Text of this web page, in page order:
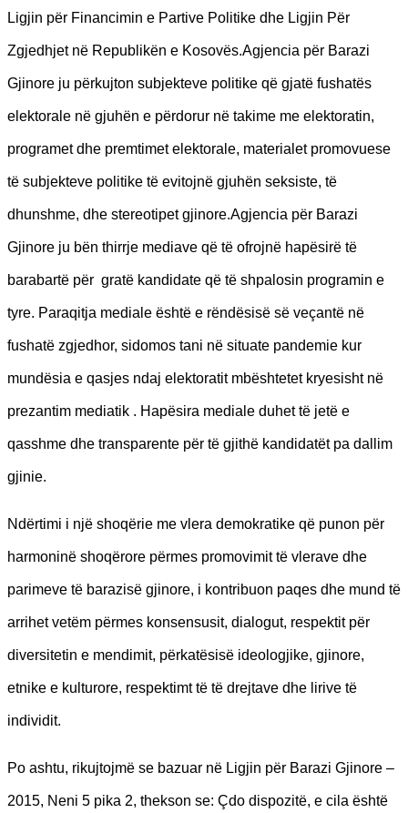
Ligjin për Financimin e Partive Politike dhe Ligjin Për
Zgjedhjet në Republikën e Kosovës.Agjencia për Barazi
Gjinore ju përkujton subjekteve politike që gjatë fushatës
elektorale në gjuhën e përdorur në takime me elektoratin,
programet dhe premtimet elektorale, materialet promovuese
të subjekteve politike të evitojnë gjuhën seksiste, të
dhunshme, dhe stereotipet gjinore.Agjencia për Barazi
Gjinore ju bën thirrje mediave që të ofrojnë hapësirë të
barabartë për gratë kandidate që të shpalosin programin e
tyre. Paraqitja mediale është e rëndësisë së veçantë në
fushatë zgjedhor, sidomos tani në situate pandemie kur
mundësia e qasjes ndaj elektoratit mbështetet kryesisht në
prezantim mediatik . Hapësira mediale duhet të jetë e
qasshme dhe transparente për të gjithë kandidatët pa dallim
gjinie.
Ndërtimi i një shoqërie me vlera demokratike që punon për
harmoninë shoqërore përmes promovimit të vlerave dhe
parimeve të barazisë gjinore, i kontribuon paqes dhe mund të
arrihet vetëm përmes konsensusit, dialogut, respektit për
diversitetin e mendimit, përkatësisë ideologjike, gjinore,
etnike e kulturore, respektimt të të drejtave dhe lirive të
individit.
Po ashtu, rikujtojmë se bazuar në Ligjin për Barazi Gjinore –
2015, Neni 5 pika 2, thekson se: Çdo dispozitë, e cila është